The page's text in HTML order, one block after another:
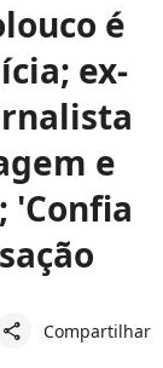
é
ex-
e
'Confia
share Compartilhar